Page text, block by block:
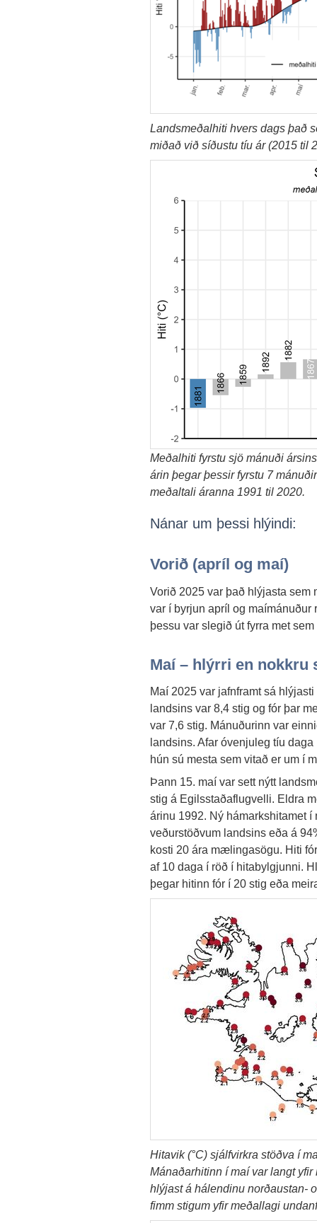
Landsmeðalhiti hvers dags það
miðað við síðustu tíu ár (2015 til
Meðalhiti fyrstu sjö mánuði
árin þegar þessir fyrstu 7
meðaltali áranna 1991 til 2020.
Nánar um þessi hlýindi:
Vorið (apríl og maí)
Vorið 2025 var það hlýjasta
var í byrjun apríl og maímánuður
þessu var slegið út fyrra met
Maí – hlýrri en nokkru
Maí 2025 var jafnframt sá
landsins var 8,4 stig og fór þar
var 7,6 stig. Mánuðurinn var
landsins. Afar óvenjuleg tíu
hún sú mesta sem vitað er um í
Þann 15. maí var sett nýtt
stig á Egilsstaðaflugvelli. Eldra
árinu 1992. Ný hámarkshitamet
veðurstöðvum landsins eða á
kosti 20 ára mælingasögu. Hiti
af 10 daga í röð í hitabylgjunni.
þegar hitinn fór í 20 stig eða
Hitavik (°C) sjálfvirkra stöðva í
Mánaðarhitinn í maí var langt
hlýjast á hálendinu norðaustan-
fimm stigum yfir meðallagi